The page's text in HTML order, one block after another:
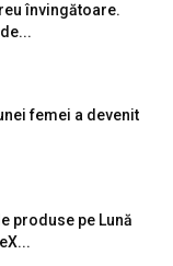
învingătoare.
femei a devenit
produse pe Lună